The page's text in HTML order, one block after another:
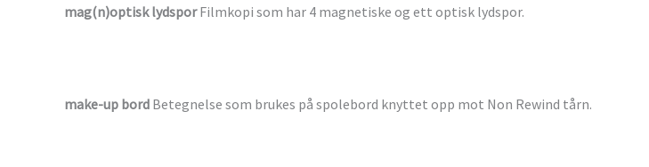
mag(n)optisk lydsporFilmkopi som har 4 magnetiske og ett optisk lydspor.
make-up bord Betegnelse som brukes på spolebord knyttet opp mot Non Rewind tårn.